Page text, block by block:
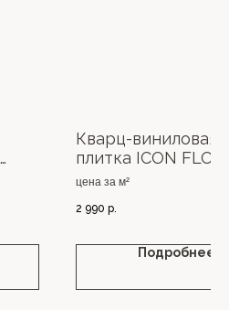
Кварц-виниловая
плитка ICON
MARBLE XL SPC
цена за м²
2 990 р.
Подробнее